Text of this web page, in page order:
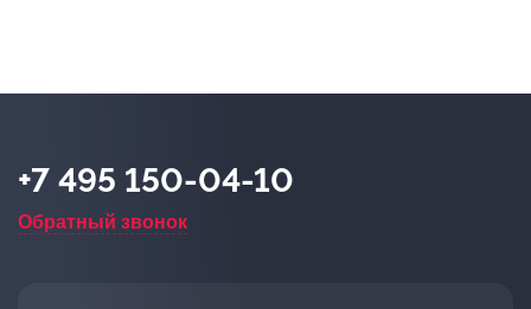
+7 495 150-04-10
Обратный звонок